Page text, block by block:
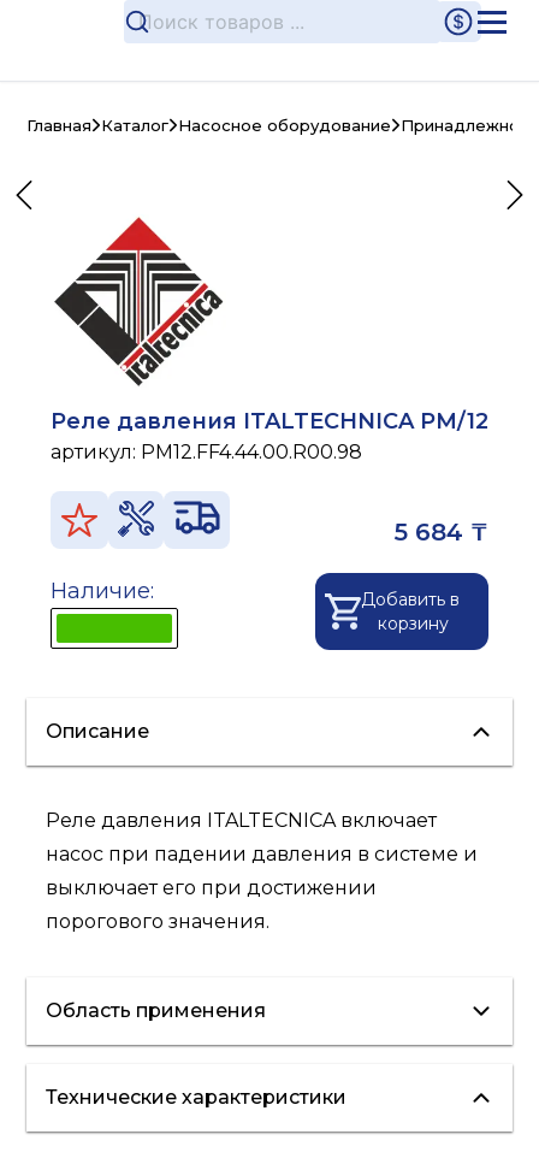
Главная Каталог Насосное оборудование
Реле давления ITALTECHNICA PM/12
артикул: PM12.FF4.44.00.R00.98
5 684 ₸
Наличие:
Добавить в
корзину
Описание
Реле давления ITALTECNICA включает
насос при падении давления в системе и
выключает его при достижении
порогового значения.
Область применения
водоснабжение
Технические характеристики